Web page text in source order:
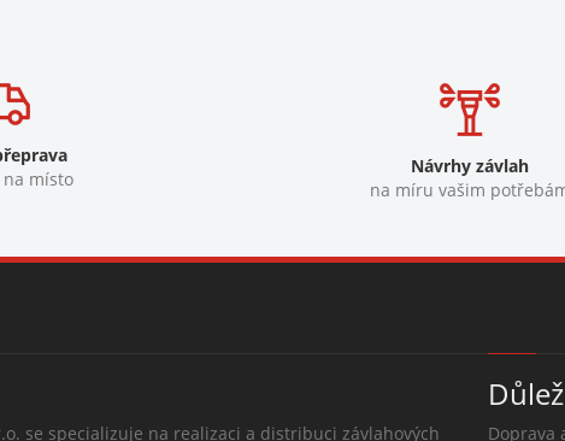
na místo
Návrhy závlah
na míru vašim
se specializuje na realizaci a distribuci závlahových Doprava